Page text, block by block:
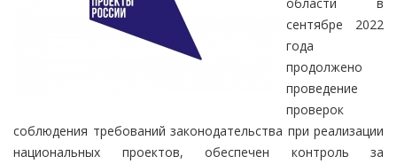
области в
сентябре 2022
года
продолжено
проведение
проверок
соблюдения требований законодательства при реализации
национальных проектов, обеспечен контроль за